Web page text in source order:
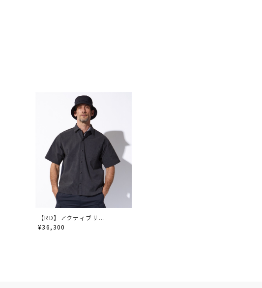
【RD】アクティブサ...
¥36,300